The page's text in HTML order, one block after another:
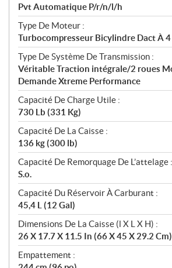
Pvt Automatique P/r/n/l/h
Type De Moteur :
Turbocompresseur Bicylindre Dact À 4
Type De Système De Transmission :
Véritable Traction intégrale/2 roues
Demande Xtreme Performance
Capacité De Charge Utile :
730 Lb (331 Kg)
Capacité De La Caisse :
136 kg (300 lb)
Capacité De Remorquage De L’attelage :
S.o.
Capacité Du Réservoir À Carburant :
45,4 L (12 Gal)
Dimensions De La Caisse (l X L X H) :
26 X 17.7 X 11.5 In (66 X 45 X 29.2 Cm)
Empattement :